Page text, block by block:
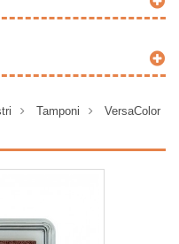
> Tamponi >
VersaColor